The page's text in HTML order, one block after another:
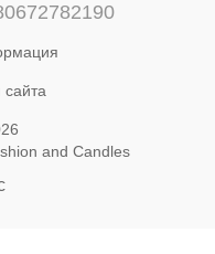
and Candles